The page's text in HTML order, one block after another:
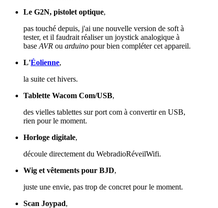
Le G2N, pistolet optique,
pas touché depuis, j'ai une nouvelle version de soft à
tester, et il faudrait réaliser un joystick analogique à
base AVR ou arduino pour bien compléter cet appareil.
L'Éolienne,
la suite cet hivers.
Tablette Wacom Com/USB,
des vielles tablettes sur port com à convertir en USB,
rien pour le moment.
Horloge digitale,
découle directement du WebradioRéveilWifi.
Wig et vêtements pour BJD,
juste une envie, pas trop de concret pour le moment.
Scan Joypad,